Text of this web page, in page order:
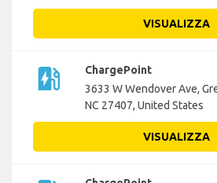
VISUALIZZA
ev_station
ChargePoint
3633 W Wendover Ave,
NC 27407, United States
VISUALIZZA